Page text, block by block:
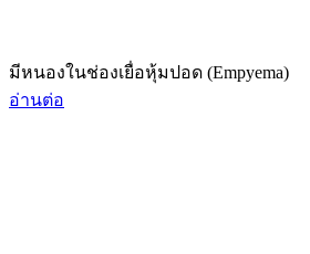
มีหนองในช่องเยื่อหุ้มปอด (Empyema)
อ่านต่อ